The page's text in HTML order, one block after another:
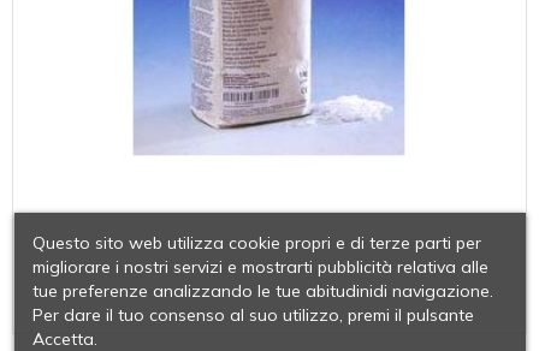
Questo sito web utilizza cookie propri e di terze parti per
migliorare i nostri servizi e mostrarti pubblicità relativa alle
tue preferenze analizzando le tue abitudinidi navigazione.
Per dare il tuo consenso al suo utilizzo, premi il pulsante
Accetta.